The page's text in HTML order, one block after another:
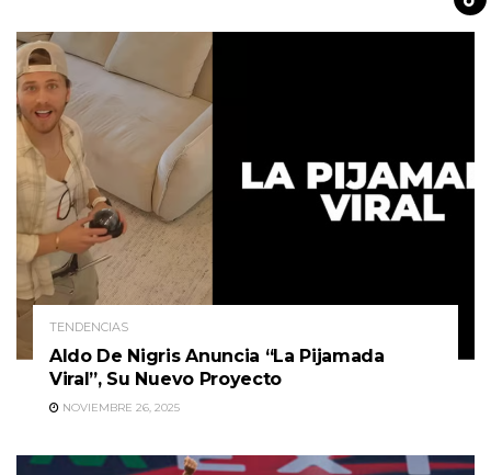
TENDENCIAS
Aldo De Nigris Anuncia “La Pijamada
Viral”, Su Nuevo Proyecto
NOVIEMBRE 26, 2025